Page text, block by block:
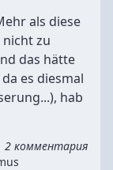
als diese
zu
das hätte
es diesmal
hab
2 комментария